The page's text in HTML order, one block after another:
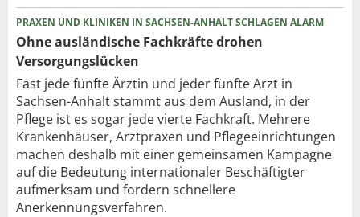
PRAXEN UND KLINIKEN IN SACHSEN-ANHALT SCHLAGEN ALARM
Ohne ausländische Fachkräfte drohen
Versorgungslücken
Fast jede fünfte Ärztin und jeder fünfte Arzt in
Sachsen-Anhalt stammt aus dem Ausland, in der
Pflege ist es sogar jede vierte Fachkraft. Mehrere
Krankenhäuser, Arztpraxen und Pflegeeinrichtungen
machen deshalb mit einer gemeinsamen Kampagne
auf die Bedeutung internationaler Beschäftigter
aufmerksam und fordern schnellere
Anerkennungsverfahren.